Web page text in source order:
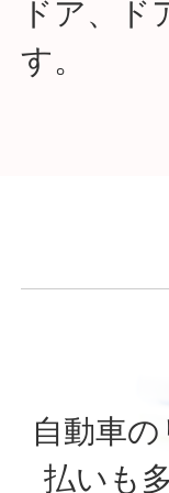
ドア、ド
す。
自動車
払いも